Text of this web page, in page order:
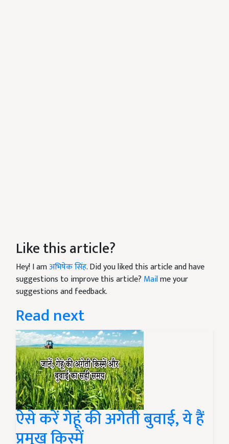
Like this article?
Hey! I amअभिषेक सिंह. Did you liked this article and have
suggestions to improve this article? Mailme your
suggestions and feedback.
Read next
ऐसे करें गेहूं की अगेती बुवाई, ये हैं